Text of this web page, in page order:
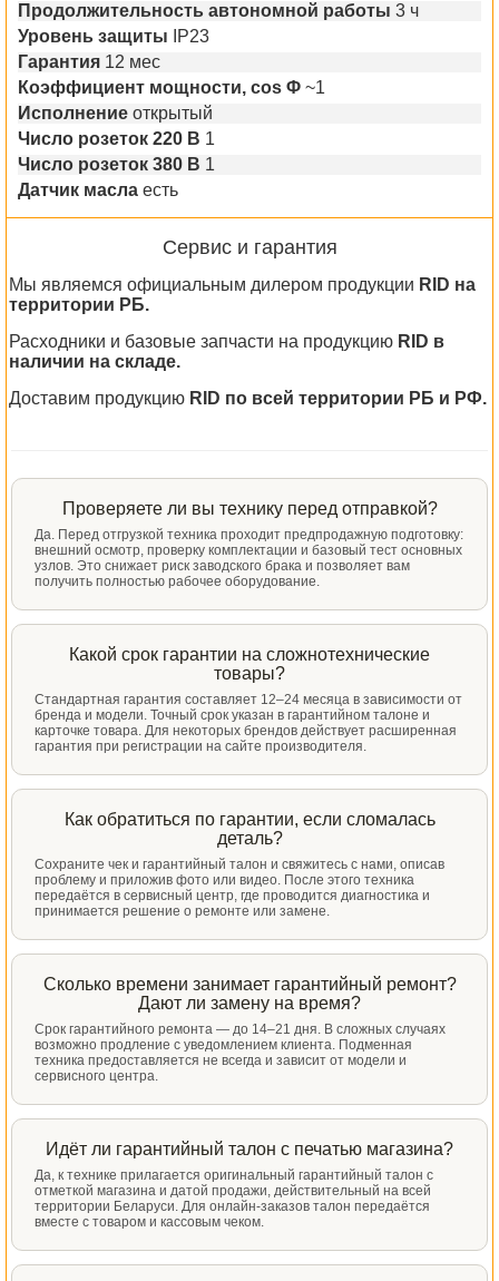
Продолжительность автономной работы 3 ч
Уровень защиты
IP23
Гарантия 12 мес
Коэффициент мощности, cos Φ ~1
Исполнение открытый
Число розеток 220 В 1
Число розеток 380 В 1
Датчик масла есть
Сервис и гарантия
Мы являемся официальным дилером продукции RID на
территории РБ.
Расходники и базовые запчасти на продукцию RID в
наличии на складе.
Доставим продукцию RID по всей территории РБ и РФ.
Проверяете ли вы технику перед отправкой?
Да. Перед отгрузкой техника проходит предпродажную подготовку:
внешний осмотр, проверку комплектации и базовый тест основных
узлов. Это снижает риск заводского брака и позволяет вам
получить полностью рабочее оборудование.
Какой срок гарантии на сложнотехнические
товары?
Стандартная гарантия составляет 12–24 месяца в зависимости от
бренда и модели. Точный срок указан в гарантийном талоне и
карточке товара. Для некоторых брендов действует расширенная
гарантия при регистрации на сайте производителя.
Как обратиться по гарантии, если сломалась
деталь?
Сохраните чек и гарантийный талон и свяжитесь с нами, описав
проблему и приложив фото или видео. После этого техника
передаётся в сервисный центр, где проводится диагностика и
принимается решение о ремонте или замене.
Сколько времени занимает гарантийный ремонт?
Дают ли замену на время?
Срок гарантийного ремонта — до 14–21 дня. В сложных случаях
возможно продление с уведомлением клиента. Подменная
техника предоставляется не всегда и зависит от модели и
сервисного центра.
Идёт ли гарантийный талон с печатью магазина?
Да, к технике прилагается оригинальный гарантийный талон с
отметкой магазина и датой продажи, действительный на всей
территории Беларуси. Для онлайн-заказов талон передаётся
вместе с товаром и кассовым чеком.